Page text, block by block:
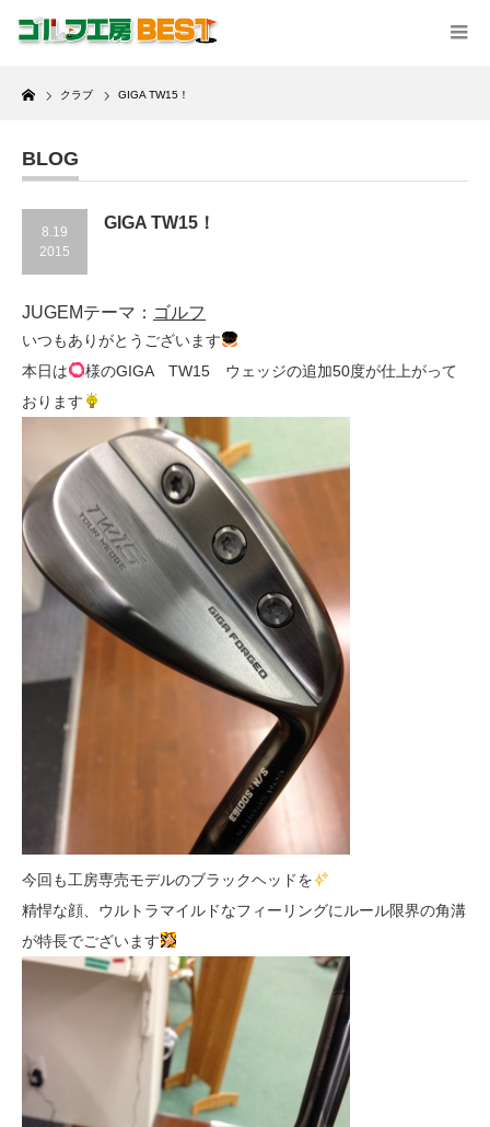
Home
クラブ GIGA TW15！
BLOG
8.19
2015
GIGA TW15！
JUGEMテーマ： ゴルフ
いつもありがとうございます
本日は
様のGIGA TW15 ウェッジの追加50度が仕上がって
おります
今回も工房専売モデルのブラックヘッドを
精悍な顔、ウルトラマイルドなフィーリングにルール限界の角溝
が特長でございます